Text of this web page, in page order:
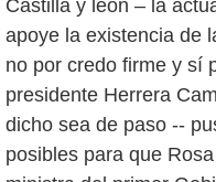
Castilla y león – la
apoye la existencia de
no por credo firme y sí
presidente Herrera
dicho sea de paso --
posibles para que